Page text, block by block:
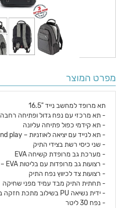
מפרט המוצר
תא מרופד למחשב נייד "16.5
- תא מרכזי עם נפח גדול ופתיחה רחבה
- תא קידמי כפול פתיחה עליונה
- תא לנייד עם יציאה לאוזניות – plug and play - תא בחזית התיק
- שני כיסי רשת בצידי התיק
- מערכת גב מרופדת קשיחה EVA
- רצועות גב מרופדות עם בליטות EVA – מחוזקות
- רצועות צד לכיווץ נפח התיק
- תחתית התיק מבד עמיד מפני שחיקה
- ידית נשיאה PU בשילוב מתכת חזקה במיוחד
- נפח 30 ליטר